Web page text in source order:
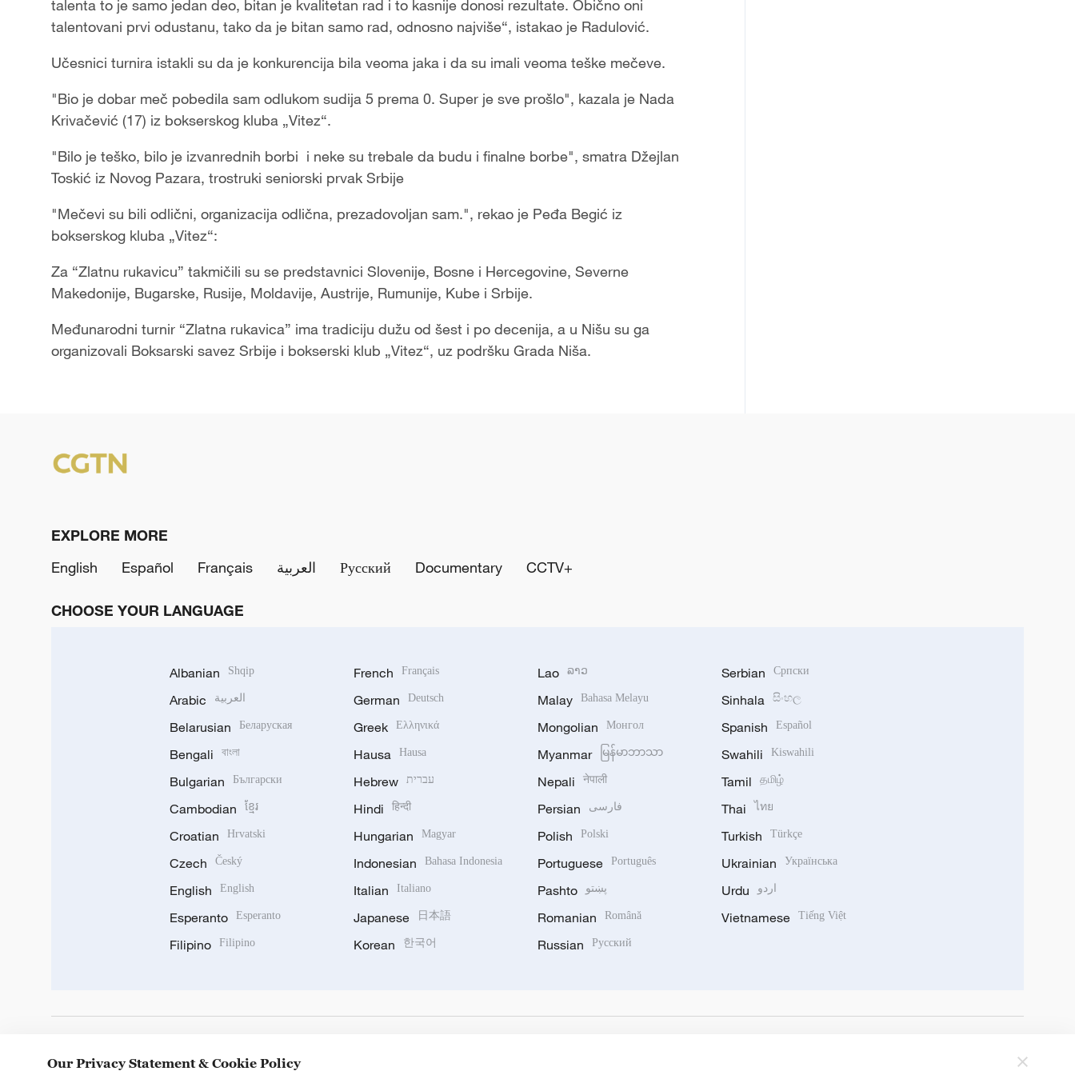
talenta to je samo jedan deo, bitan je kvalitetan rad i to kasnije donosi rezultate. Obično oni
talentovani prvi odustanu, tako da je bitan samo rad, odnosno najviše“, istakao je Radulović.
Učesnici turnira istakli su da je konkurencija bila veoma jaka i da su imali veoma teške mečeve.
"Bio je dobar meč pobedila sam odlukom sudija 5 prema 0. Super je sve prošlo", kazala je Nada
Krivačević (17) iz bokserskog kluba „Vitez“.
"Bilo je teško, bilo je izvanrednih borbi i neke su trebale da budu i finalne borbe", smatra Džejlan
Toskić iz Novog Pazara, trostruki seniorski prvak Srbije
"Mečevi su bili odlični, organizacija odlična, prezadovoljan sam.", rekao je Peđa Begić iz
bokserskog kluba „Vitez“:
Za “Zlatnu rukavicu” takmičili su se predstavnici Slovenije, Bosne i Hercegovine, Severne
Makedonije, Bugarske, Rusije, Moldavije, Austrije, Rumunije, Kube i Srbije.
Međunarodni turnir “Zlatna rukavica” ima tradiciju dužu od šest i po decenija, a u Nišu su ga
organizovali Boksarski savez Srbije i bokserski klub „Vitez“, uz podršku Grada Niša.
EXPLORE MORE
English
Español Français العربية Русский Documentary CCTV+
CHOOSE YOUR LANGUAGE
Albanian Shqip
Arabic العربية
Belarusian Беларуская
Bengali বাংলা
Bulgarian Български
Cambodian ខ្មែរ
Croatian Hrvatski
Czech Český
English English
Esperanto Esperanto
Filipino Filipino
French Français
German Deutsch
Greek Ελληνικά
Hausa Hausa
Hebrew עברית
Hindi हिन्दी
Hungarian Magyar
Indonesian Bahasa Indonesia
Italian Italiano
Japanese 日本語
Korean 한국어
Lao ລາວ
Malay Bahasa Melayu
Mongolian Монгол
Myanmar မြန်မာဘာသာ
Nepali नेपाली
Persian فارسی
Polish Polski
Portuguese Português
Pashto پښتو
Romanian Română
Russian Русский
Serbian Српски
Sinhala සිංහල
Spanish Español
Swahili Kiswahili
Tamil தமிழ்
Thai ไทย
Turkish Türkçe
Ukrainian Українська
Urdu اردو
Vietnamese Tiếng Việt
Our Privacy Statement & Cookie Policy